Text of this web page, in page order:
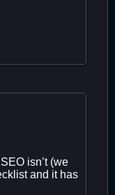
isn’t (we
and it has